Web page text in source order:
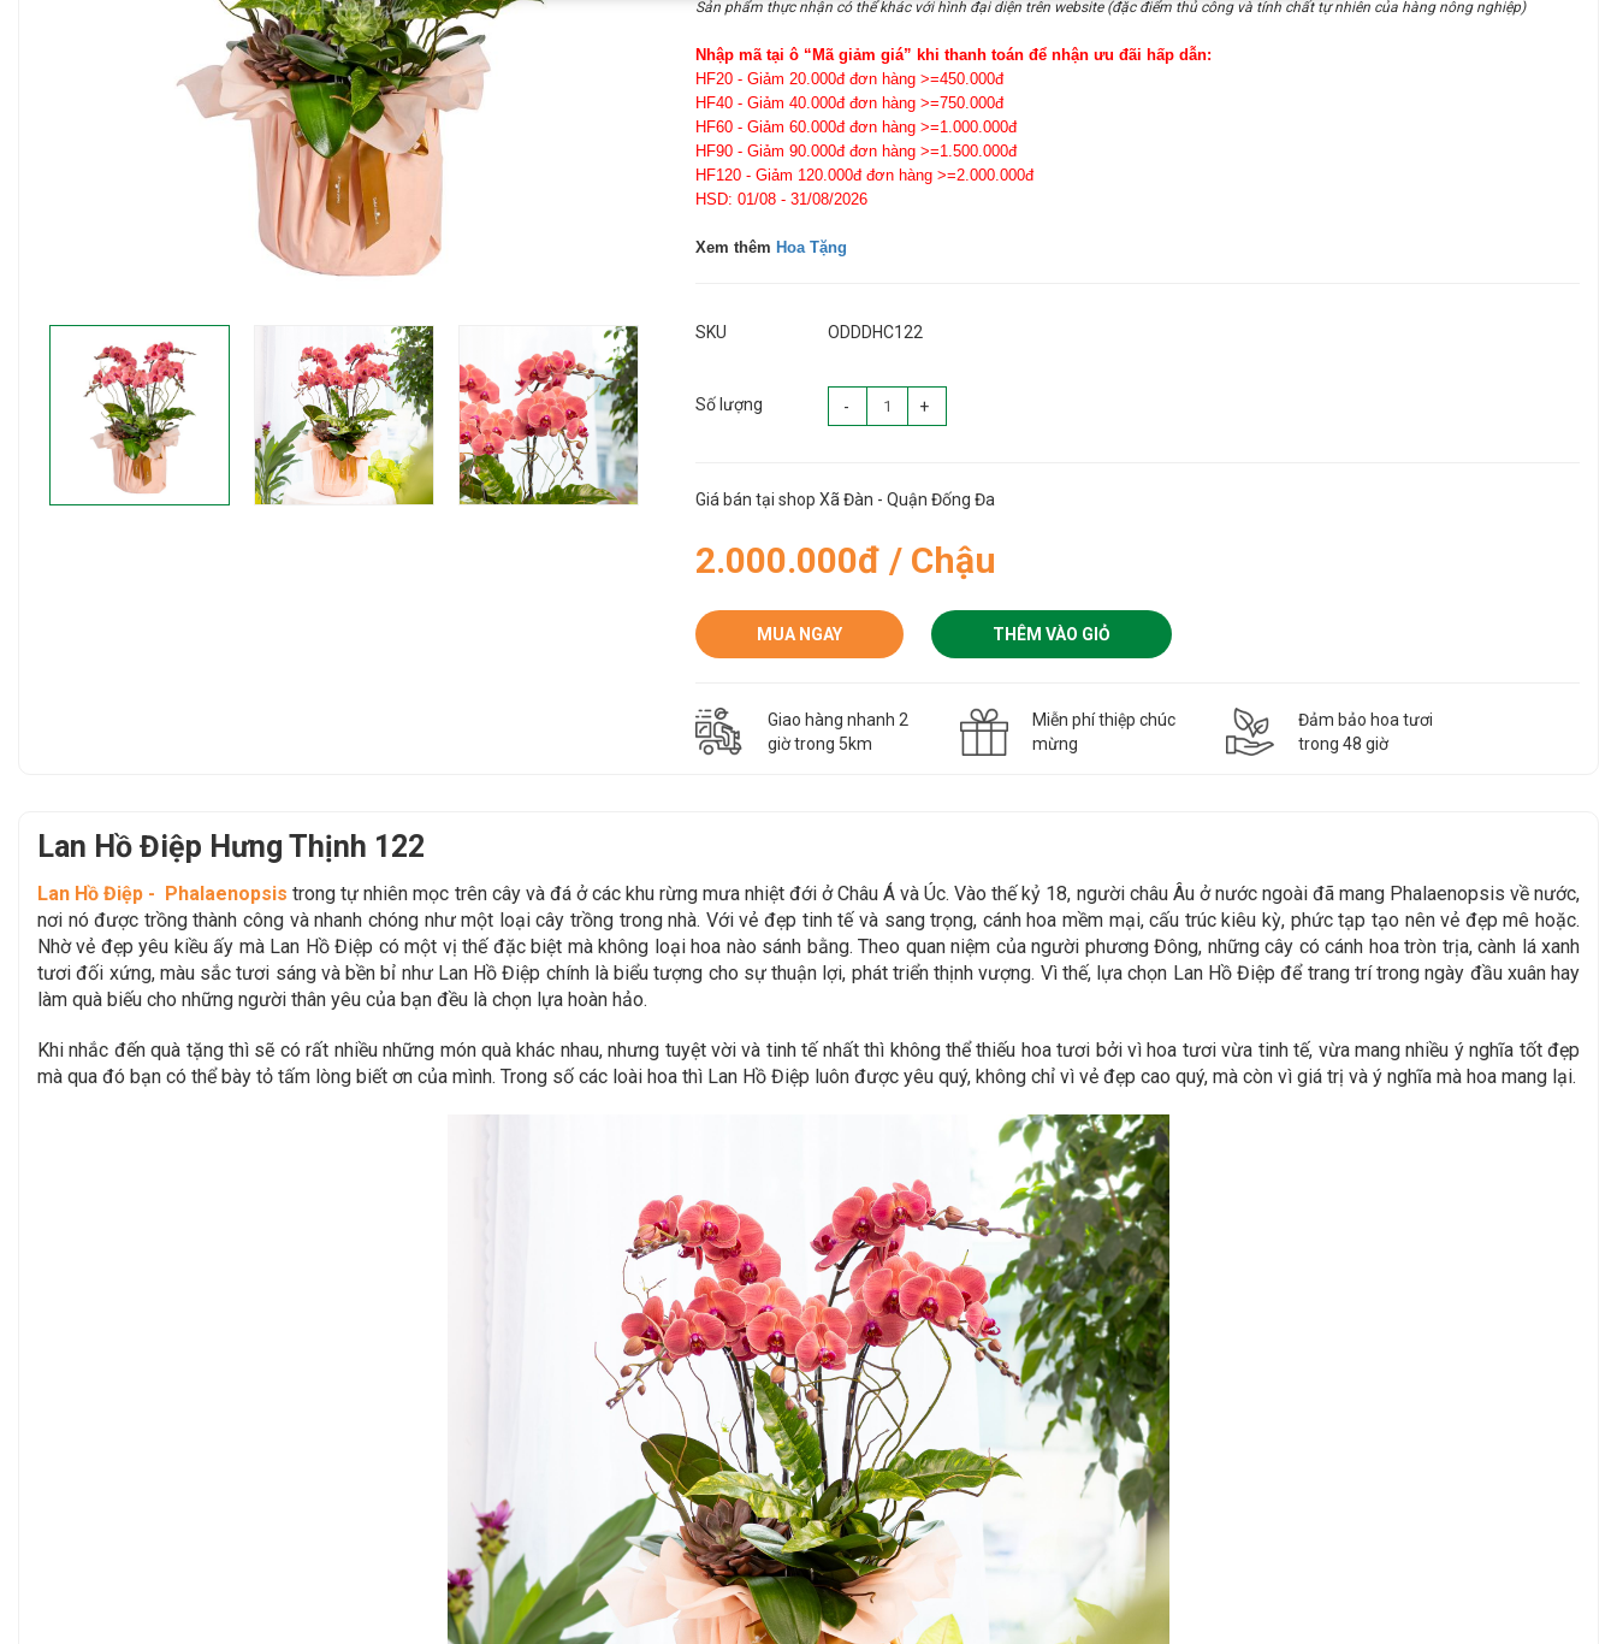
Sản phẩm thực nhận có thể khác với hình đại diện trên website (đặc điểm thủ công và tính chất tự nhiên của hàng nông nghiệp)
Nhập mã tại ô “Mã giảm giá” khi thanh toán để nhận ưu đãi hấp dẫn:
HF20 - Giảm 20.000đ đơn hàng >=450.000đ
HF40 - Giảm 40.000đ đơn hàng >=750.000đ
HF60 - Giảm 60.000đ đơn hàng >=1.000.000đ
HF90 - Giảm 90.000đ đơn hàng >=1.500.000đ
HF120 - Giảm 120.000đ đơn hàng >=2.000.000đ
HSD: 01/08 - 31/08/2026
Xem thêm Hoa Tặng
SKU ODDDHC122
Số lượng - +
Giá bán tại shop Xã Đàn - Quận Đống Đa
2.000.000đ / Chậu
MUA NGAY THÊM VÀO GIỎ
Giao hàng nhanh 2
giờ trong 5km
Miễn phí thiệp chúc
mừng
Đảm bảo hoa tươi
trong 48 giờ
Lan Hồ Điệp Hưng Thịnh 122
Lan Hồ Điệp - Phalaenopsis trong tự nhiên mọc trên cây và đá ở các khu rừng mưa nhiệt đới ở Châu Á và Úc. Vào thế kỷ 18, người châu Âu ở nước ngoài đã mang Phalaenopsis về nước,
nơi nó được trồng thành công và nhanh chóng như một loại cây trồng trong nhà. Với vẻ đẹp tinh tế và sang trọng, cánh hoa mềm mại, cấu trúc kiêu kỳ, phức tạp tạo nên vẻ đẹp mê hoặc.
Nhờ vẻ đẹp yêu kiều ấy mà Lan Hồ Điệp có một vị thế đặc biệt mà không loại hoa nào sánh bằng. Theo quan niệm của người phương Đông, những cây có cánh hoa tròn trịa, cành lá xanh
tươi đối xứng, màu sắc tươi sáng và bền bỉ như Lan Hồ Điệp chính là biểu tượng cho sự thuận lợi, phát triển thịnh vượng. Vì thế, lựa chọn Lan Hồ Điệp để trang trí trong ngày đầu xuân hay
làm quà biếu cho những người thân yêu của bạn đều là chọn lựa hoàn hảo.
Khi nhắc đến quà tặng thì sẽ có rất nhiều những món quà khác nhau, nhưng tuyệt vời và tinh tế nhất thì không thể thiếu hoa tươi bởi vì hoa tươi vừa tinh tế, vừa mang nhiều ý nghĩa tốt đẹp
mà qua đó bạn có thể bày tỏ tấm lòng biết ơn của mình. Trong số các loài hoa thì Lan Hồ Điệp luôn được yêu quý, không chỉ vì vẻ đẹp cao quý, mà còn vì giá trị và ý nghĩa mà hoa mang lại.